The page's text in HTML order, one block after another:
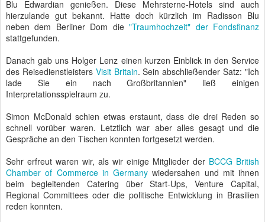
Blu Edwardian genießen. Diese Mehrsterne-Hotels sind auch
hierzulande gut bekannt. Hatte doch kürzlich im Radisson Blu
neben dem Berliner Dom die"Traumhochzeit" der Fondsfinanz
stattgefunden.
Danach gab uns Holger Lenz einen kurzen Einblick in den Service
des Reisedienstleisters Visit Britain. Sein abschließender Satz: "Ich
lade Sie ein nach Großbritannien" ließ einigen
Interpretationsspielraum zu.
Simon McDonald schien etwas erstaunt, dass die drei Reden so
schnell vorüber waren. Letztlich war aber alles gesagt und die
Gespräche an den Tischen konnten fortgesetzt werden.
Sehr erfreut waren wir, als wir einige Mitglieder der BCCG British
Chamber of Commerce in Germany wiedersahen und mit ihnen
beim begleitenden Catering über Start-Ups, Venture Capital,
Regional Committees oder die politische Entwicklung in Brasilien
reden konnten.